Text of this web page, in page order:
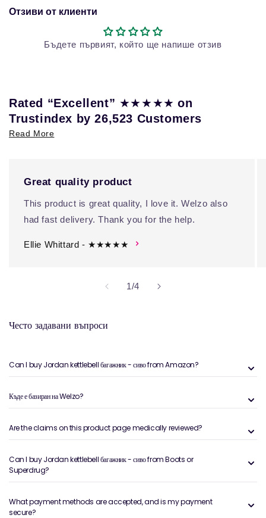
Отзиви от клиенти
Бъдете първият, който ще напише отзив
Rated “Excellent” ★★★★★on
Trustindex by 26,523 Customers
Read More
Great quality product
This product is great quality, I love it. Welzo also
had fast delivery. Thank you for the help.
Ellie Whittard - ★★★★★
1/на
4
Често задавани въпроси
Can I buy Jordan kettlebell багажник - сиво from Amazon?
Къде е базиран на Welzo?
Are the claims on this product page medically reviewed?
Can I buy Jordan kettlebell багажник - сиво from Boots or
Superdrug?
What payment methods are accepted, and is my payment
secure?